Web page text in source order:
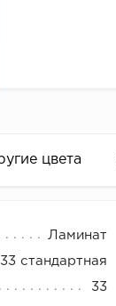
цвета
Ламинат
стандартная
33